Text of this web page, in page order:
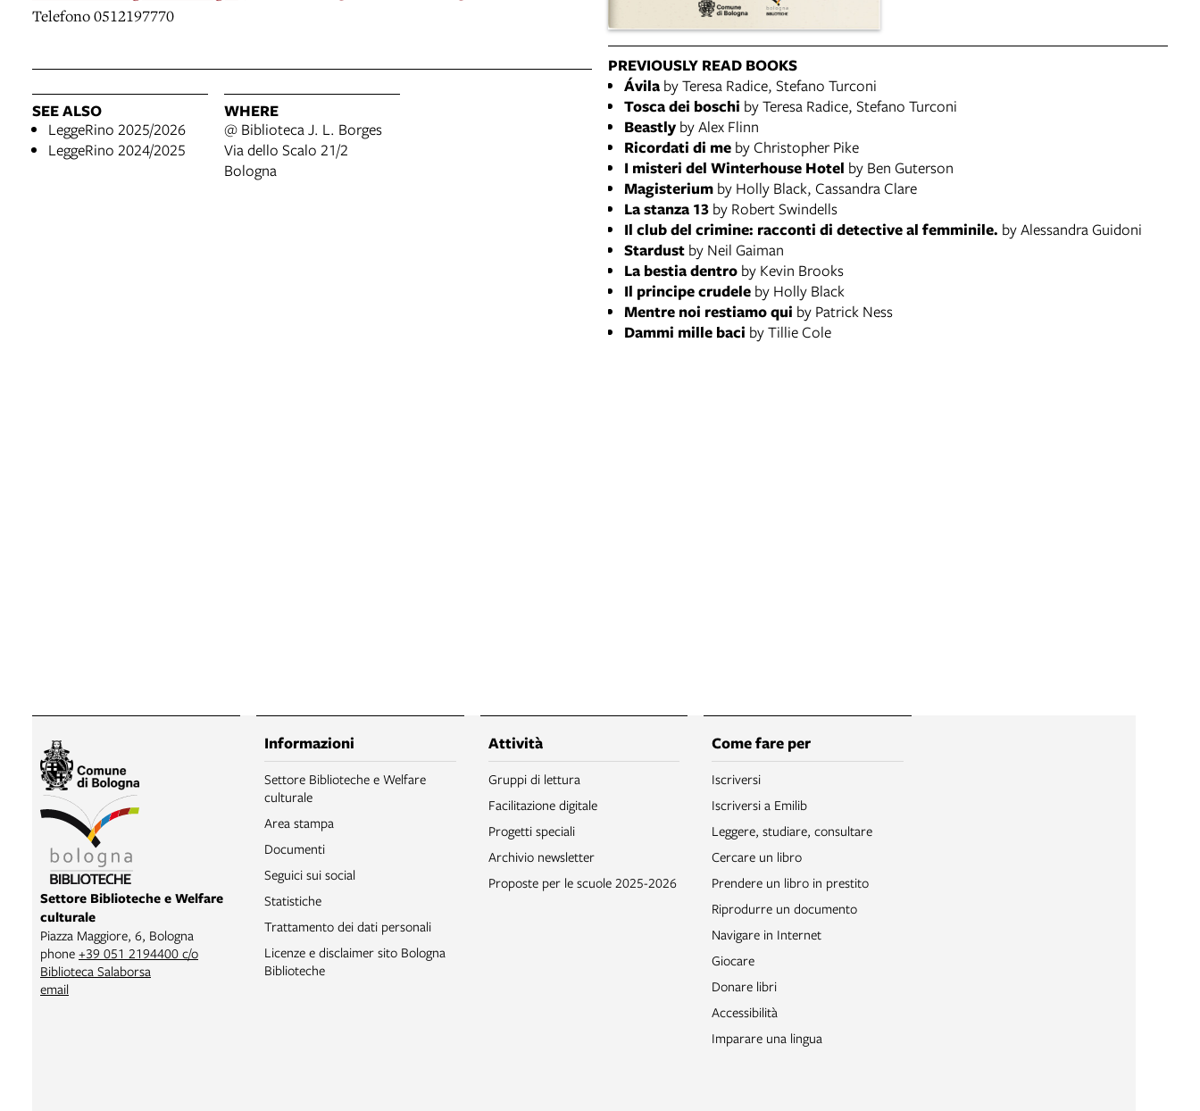
Telefono 0512197770
SEE ALSO
LeggeRino 2025/2026
LeggeRino 2024/2025
WHERE
@ Biblioteca J. L. Borges
Via dello Scalo 21/2
Bologna
PREVIOUSLY READ BOOKS
Ávila by Teresa Radice, Stefano Turconi
Tosca dei boschi by Teresa Radice, Stefano Turconi
Beastly by Alex Flinn
Ricordati di me by Christopher Pike
I misteri del Winterhouse Hotel by Ben Guterson
Magisterium by Holly Black, Cassandra Clare
La stanza 13 by Robert Swindells
Il club del crimine: racconti di detective al femminile. by Alessandra Guidoni
Stardust by Neil Gaiman
La bestia dentro by Kevin Brooks
Il principe crudele by Holly Black
Mentre noi restiamo qui by Patrick Ness
Dammi mille baci by Tillie Cole
Settore Biblioteche e Welfare
culturale
Piazza Maggiore, 6, Bologna
phone +39 051 2194400 c/o
Biblioteca Salaborsa
email
Informazioni
Settore Biblioteche e Welfare
culturale
Area stampa
Documenti
Seguici sui social
Statistiche
Trattamento dei dati personali
Licenze e disclaimer sito Bologna
Biblioteche
Attività
Gruppi di lettura
Facilitazione digitale
Progetti speciali
Archivio newsletter
Proposte per le scuole 2025-2026
Come fare per
Iscriversi
Iscriversi a Emilib
Leggere, studiare, consultare
Cercare un libro
Prendere un libro in prestito
Riprodurre un documento
Navigare in Internet
Giocare
Donare libri
Accessibilità
Imparare una lingua